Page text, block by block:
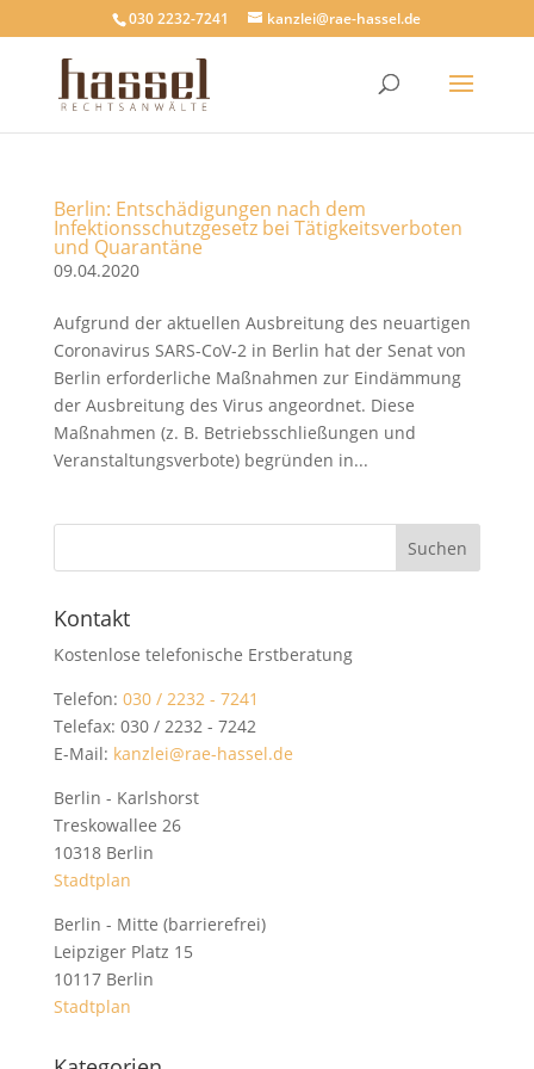
030 2232-7241 kanzlei@rae-hassel.de
Berlin: Entschädigungen nach dem
Infektionsschutzgesetz bei Tätigkeitsverboten
und Quarantäne
09.04.2020
Aufgrund der aktuellen Ausbreitung des neuartigen
Coronavirus SARS-CoV-2 in Berlin hat der Senat von
Berlin erforderliche Maßnahmen zur Eindämmung
der Ausbreitung des Virus angeordnet. Diese
Maßnahmen (z. B. Betriebsschließungen und
Veranstaltungsverbote) begründen in...
Kontakt
Kostenlose telefonische Erstberatung
Telefon: 030 / 2232 - 7241
Telefax: 030 / 2232 - 7242
E-Mail: kanzlei@rae-hassel.de
Berlin - Karlshorst
Treskowallee 26
10318 Berlin
Stadtplan
Berlin - Mitte (barrierefrei)
Leipziger Platz 15
10117 Berlin
Stadtplan